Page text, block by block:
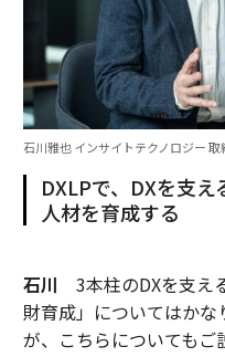
石川雅也 インサイトテクノロジー 取
DXLPで、DXを支え
人材を育成する
石川 3本柱のDXを支え
財育成」についてはか
が、こちらについてもご